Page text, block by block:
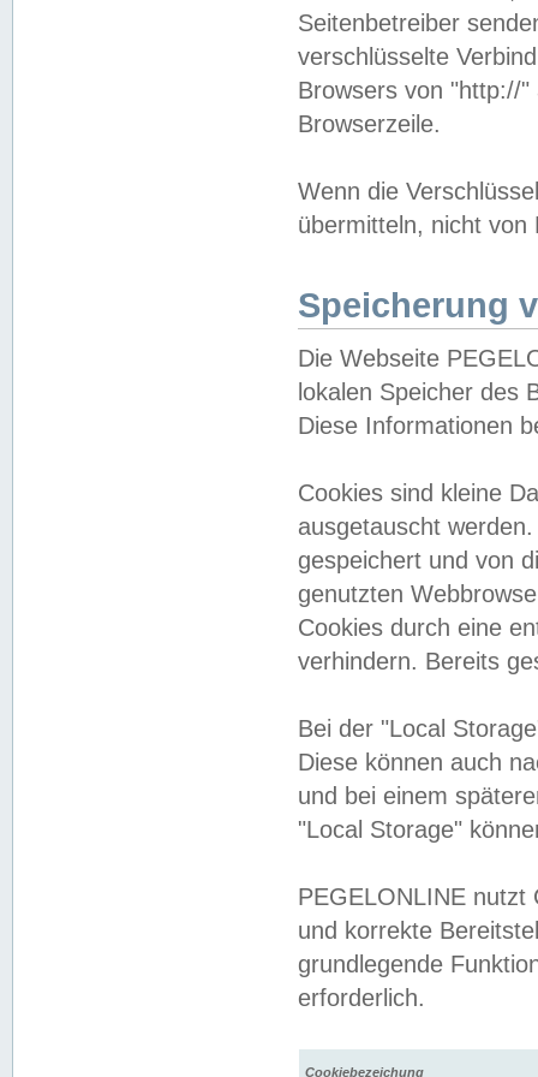
Seitenbetreiber
verschlüsselte
Browsers von "http://
Browserzeile.
Wenn die
übermitteln, nicht von
Speicherung
Die Webseite
lokalen Speicher des
Diese Informationen
Cookies sind kleine
ausgetauscht
gespeichert und von
genutzten
Cookies durch eine
verhindern. Bereits
Bei der "Local
Diese können auch
und bei einem
"Local Storage"
PEGELONLINE nutzt
und korrekte
grundlegende
erforderlich.
Cookiebezeichung